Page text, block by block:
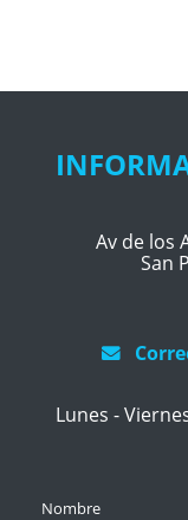
Av de los
San
Lunes -
Nombre